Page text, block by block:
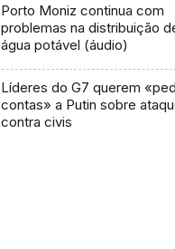
Porto Moniz continua com
problemas na distribuição
água potável (áudio)
Líderes do G7 querem
contas» a Putin sobre
contra civis